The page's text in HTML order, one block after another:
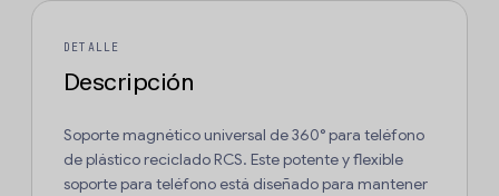
DETALLE
Descripción
Soporte magnético universal de 360° para teléfono
de plástico reciclado RCS. Este potente y flexible
soporte para teléfono está diseñado para mantener